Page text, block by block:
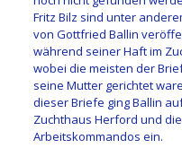
Fritz Bilz sind unter
von Gottfried Ballin
während seiner Haft im
wobei die meisten der
seine Mutter gerichtet
dieser Briefe ging Ballin
Zuchthaus Herford und
Arbeitskommandos ein.